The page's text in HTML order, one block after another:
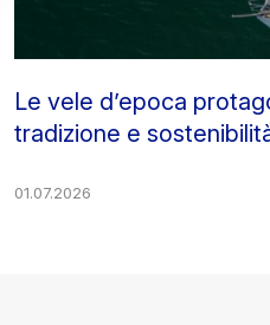
Le vele d’epoca
tradizione e
01.07.2026